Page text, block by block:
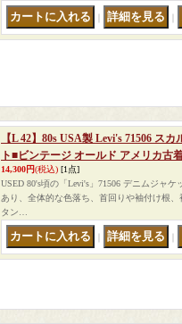
【L 42】80s USA製 Levi's 71506 ス
ト■ビンテージ オールド アメリカ古
14,300円(税込) [1点]
USED 80's頃の「Levi's」71506 デニムジャ
あり、全体的な色落ち、首回りや袖付け根
タン…